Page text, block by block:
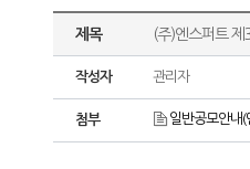
제목 (주)엔스퍼트
작성자 관리자
첨부 일반공모안내(